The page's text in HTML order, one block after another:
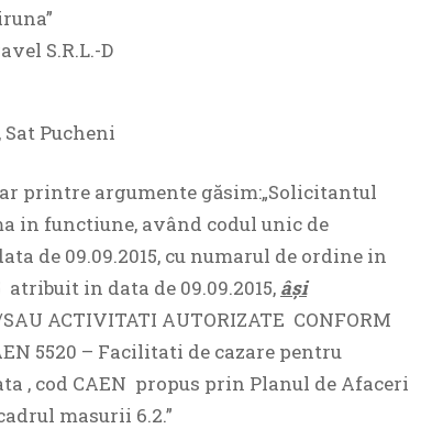
S.R.L.-D
Pucheni
printre argumente găsim:„Solicitantul
in functiune, având codul unic de
de 09.09.2015, cu numarul de ordine in
in data de 09.09.2015, âşi
ACTIVITATI AUTORIZATE CONFORM
5520 – Facilitati de cazare pentru
, cod CAEN propus prin Planul de Afaceri
masurii 6.2.”